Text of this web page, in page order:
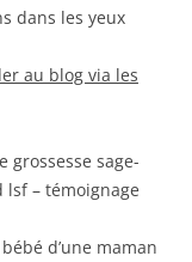
dans les yeux
au blog via les
grossesse sage-
– témoignage
d’une maman